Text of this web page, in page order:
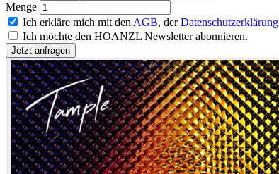
Menge
Ich erkläre mich mit den AGB, derDatenschutzerklärung
Ich möchte den HOANZL Newsletter abonnieren.